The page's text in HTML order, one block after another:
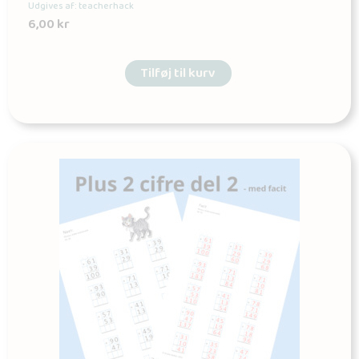
Udgives af: teacherhack
6,00kr
Tilføj til kurv